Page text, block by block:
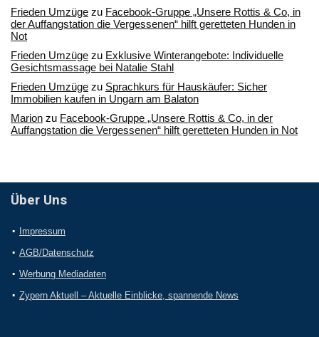
Frieden Umzüge zu Facebook-Gruppe „Unsere Rottis & Co, in
der Auffangstation die Vergessenen“ hilft geretteten Hunden in
Not
Frieden Umzüge zu Exklusive Winterangebote: Individuelle
Gesichtsmassage bei Natalie Stahl
Frieden Umzüge zu Sprachkurs für Hauskäufer: Sicher
Immobilien kaufen in Ungarn am Balaton
Marion zu Facebook-Gruppe „Unsere Rottis & Co, in der
Auffangstation die Vergessenen“ hilft geretteten Hunden in Not
Über Uns
Impressum
AGB/Datenschutz
Werbung Mediadaten
Zypern Aktuell – Aktuelle Einblicke, spannende News